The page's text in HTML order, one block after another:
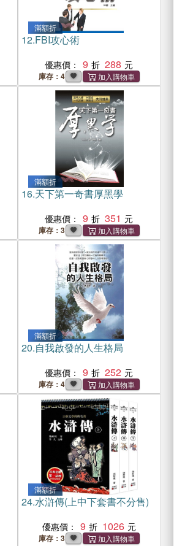
滿額折
12.FBI攻心術
優惠價： 9 288
庫存：4
滿額折
16.天下第一奇書厚黑學
優惠價： 9 351
庫存：3
滿額折
20.自我啟發的人生格局
優惠價： 9 252
庫存：4
滿額折
24.水滸傳(上中下套書不分售)
優惠價： 9 1026
庫存：3